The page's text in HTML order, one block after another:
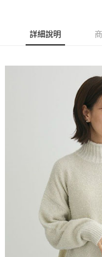
4.訂單成立30分鐘內，如未前往
消。如遇「轉專審核」未通過狀
2.透過簡訊連結打開帳單後，可
帳／街口支付／iPASS MONEY」
1.本服務係由「台灣大哥大股份
用戶於交易時，得透過本服務購
買賣價金債權讓與本公司後，依
2.基於同意付款使用「大哥付你
資料（包含姓名、電話或地址）
由本公司與您本人進行分期帳單
3.完整用戶服務條款，請詳閱以下
便利好安心！
１．簡單：不需註冊會員、不需綁
【「AFTEE先享後付」結帳流程】
１．於結帳方式選擇「AFTEE先
結帳頁面，進行簡訊認證並確認
２．訂單成立數日內，您將收到繳
３．收到繳費通知簡訊後14天內
ATM／網路銀行／等多元方式進
※ 請注意：結帳手續完成當下不
購買商品的店家。未經商家同意
※ 交易是否成功請以「AFTEE先
是否繳費成功／繳費後需取消欲
客戶支援中心」
https://
【注意事項】
１．透過由恩沛科技股份有限公
易，需依本服務之必要範圍內提
權轉讓予恩沛科技股份有限公司。
２．關於個人資料處理事宜，請瀏
https://aftee.tw/terms/#terms3
３．未成年的使用者請事先徵得
「AFTEE先享後付」，若未經同
運送方式
每筆NT$60，滿NT$1,500(含
每筆NT$60，滿NT$1,500(含
每筆NT$60，滿NT$1,500(含
每筆NT$60，滿NT$1,500(含
7-11取貨付款
每筆NT$60，滿NT$1,500(含
7-11純取貨
每筆NT$60，滿NT$1,500(含
詳細說明